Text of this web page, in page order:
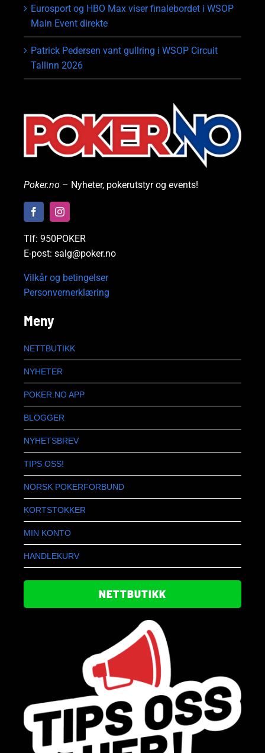
Eurosport og HBO Max viser finalebordet i WSOP
Main Event direkte
Patrick Pedersen vant gullring i WSOP Circuit
Tallinn 2026
Poker.no – Nyheter, pokerutstyr og events!
Tlf: 950POKER
E-post: salg@poker.no
Vilkår og betingelser
Personvernerklæring
Meny
NETTBUTIKK
NYHETER
POKER.NO APP
BLOGGER
NYHETSBREV
TIPS OSS!
NORSK POKERFORBUND
KORTSTOKKER
MIN KONTO
HANDLEKURV
NETTBUTIKK